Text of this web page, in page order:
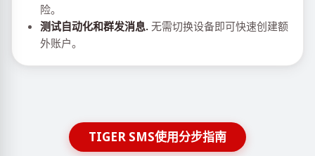
险。
测试自动化和群发消息. 无需切换设备即可快速创建额
外账户。
TIGER SMS使用分步指南